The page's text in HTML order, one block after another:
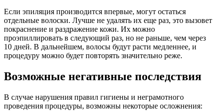
Если эпиляция производится впервые, могут остаться
отдельные волоски. Лучше не удалять их еще раз, это вызовет
покраснение и раздражение кожи. Их можно
проэпиллировать в следующий раз, но не раньше, чем через
10 дней. В дальнейшем, волосы будут расти медленнее, и
процедуру можно будет повторять значительно реже.
Возможные негативные последствия
В случае нарушения правил гигиены и неграмотного
проведения процедуры, возможны некоторые осложнения: